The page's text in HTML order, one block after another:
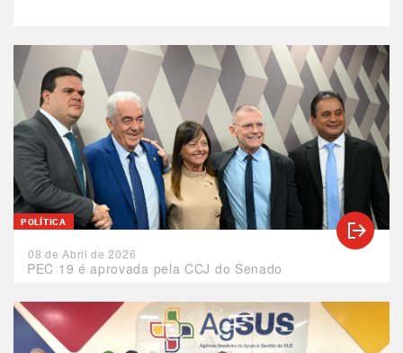
PEC 19 é aprovada pela CCJ do Senado
POLÍTICA
08 de Abril de 2026